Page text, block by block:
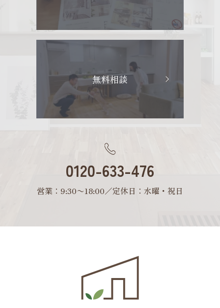
無料相談
0120-633-476
営業：9:30〜18:00／定休日：水曜・祝日